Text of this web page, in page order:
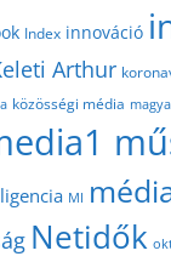
Index innováció
Arthur
közösségi média
MI
Netidők